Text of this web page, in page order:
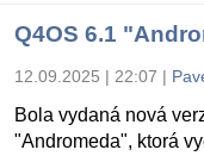
Q4OS 6.1
12.09.2025 | 22:07 |
Bola vydaná nová
"Andromeda", ktorá